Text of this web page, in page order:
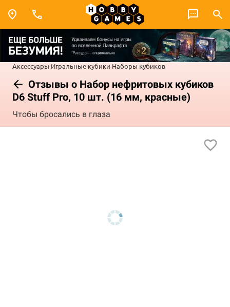
Аксессуары Игральные кубики Наборы кубиков
Отзывы о Набор нефритовых кубиков
D6 Stuff Pro, 10 шт. (16 мм, красные)
Чтобы бросались в глаза